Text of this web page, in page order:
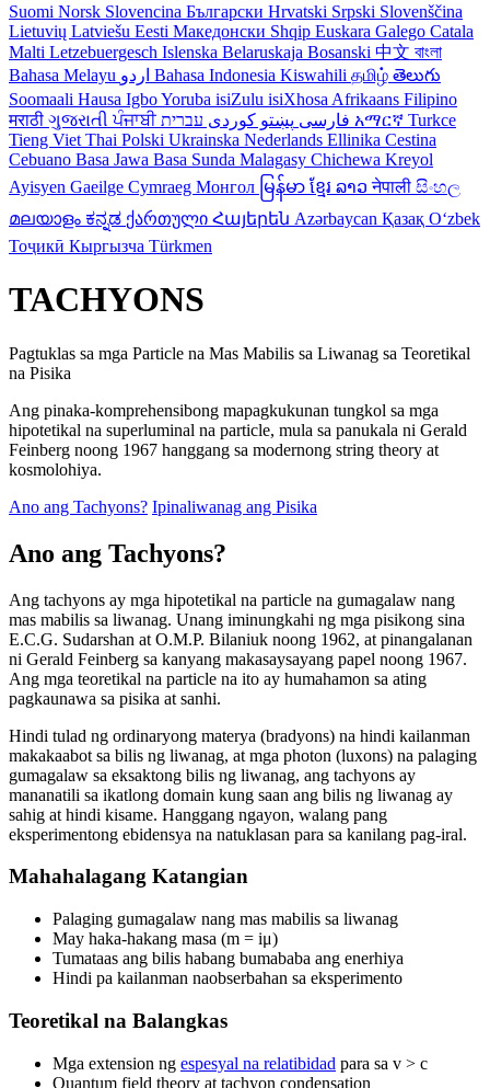
Suomi Norsk Slovencina Български Hrvatski Srpski Slovenščina
Lietuvių Latviešu Eesti Македонски Shqip Euskara Galego Catala
Malti Letzebuergesch Islenska Belaruskaja Bosanski 中文 বাংলা
Bahasa Melayu
Bahasa Indonesia Kiswahili தமிழ் తెలుగు
Soomaali Hausa IgboYoruba isiZulu isiXhosa Afrikaans Filipino
मराठी ગુજરાતીਪੰਜਾਬੀ فارسی پښتو کوردی አማርኛ Turkce
Tieng Viet Thai Polski Ukrainska Nederlands Ellinika Cestina
Cebuano Basa Jawa Basa Sunda Malagasy Chichewa Kreyol
Ayisyen Gaeilge Cymraeg Монгол မြန်မာ ខ្មែរ ລາວनेपाली සිංහල
മലയാളം ಕನ್ನಡ ქართული Հայերեն Azərbaycan Қазақ Oʻzbek
Тоҷикӣ Кыргызча Türkmen
TACHYONS
Pagtuklas sa mga Particle na Mas Mabilis sa Liwanag sa Teoretikal
na Pisika
Ang pinaka-komprehensibong mapagkukunan tungkol sa mga
hipotetikal na superluminal na particle, mula sa panukala ni Gerald
Feinberg noong 1967 hanggang sa modernong string theory at
kosmolohiya.
Ano ang Tachyons? Ipinaliwanag ang Pisika
Ano ang Tachyons?
Ang tachyons ay mga hipotetikal na particle na gumagalaw nang
mas mabilis sa liwanag. Unang iminungkahi ng mga pisikong sina
E.C.G. Sudarshan at O.M.P. Bilaniuk noong 1962, at pinangalanan
ni Gerald Feinberg sa kanyang makasaysayang papel noong 1967.
Ang mga teoretikal na particle na ito ay humahamon sa ating
pagkaunawa sa pisika at sanhi.
Hindi tulad ng ordinaryong materya (bradyons) na hindi kailanman
makakaabot sa bilis ng liwanag, at mga photon (luxons) na palaging
gumagalaw sa eksaktong bilis ng liwanag, ang tachyons ay
mananatili sa ikatlong domain kung saan ang bilis ng liwanag ay
sahig at hindi kisame. Hanggang ngayon, walang pang
eksperimentong ebidensya na natuklasan para sa kanilang pag-iral.
Mahahalagang Katangian
Palaging gumagalaw nang mas mabilis sa liwanag
May haka-hakang masa (m = iμ)
Tumataas ang bilis habang bumababa ang enerhiya
Hindi pa kailanman naobserbahan sa eksperimento
Teoretikal na Balangkas
Mga extension ng espesyal na relatibidad para sa v > c
Quantum field theory at tachyon condensation